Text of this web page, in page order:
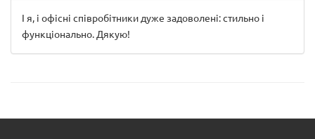
І я, і офісні співробітники дуже задоволені: стильно і
функціонально. Дякую!